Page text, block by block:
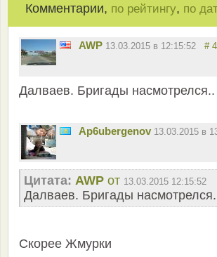
Комментарии, по рейтингу, по
AWP 13.03.2015 в 12:15:52 #
Далваев. Бригады насмотрелся..
Ap6ubergenov 13.03.2015 в
Цитата: AWP от 13.03.2015 12:15:52
Далваев. Бригады
Скорее Жмурки